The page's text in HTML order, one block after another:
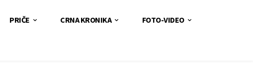
PRIČE CRNA KRONIKA FOTO-VIDEO